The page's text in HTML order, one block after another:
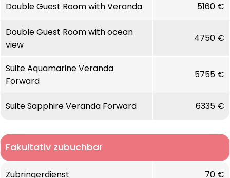
Double Guest Room with Veranda 5160 €
Double Guest Room with ocean
view
4750 €
Suite Aquamarine Veranda
Forward
5755 €
Suite Sapphire Veranda Forward 6335 €
Fakultativ zubuchbar
Zubringerdienst 70 €